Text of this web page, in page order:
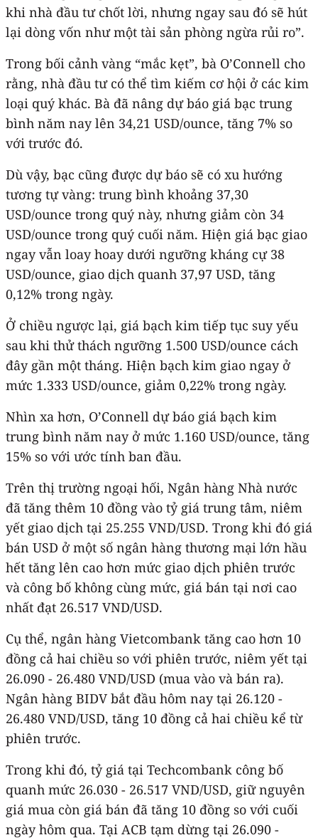
khi nhà đầu tư chốt lời, nhưng ngay sau đó sẽ hút
lại dòng vốn như một tài sản phòng ngừa rủi ro”.
Trong bối cảnh vàng “mắc kẹt”, bà O’Connell cho
rằng, nhà đầu tư có thể tìm kiếm cơ hội ở các kim
loại quý khác. Bà đã nâng dự báo giá bạc trung
bình năm nay lên 34,21 USD/ounce, tăng 7% so
với trước đó.
Dù vậy, bạc cũng được dự báo sẽ có xu hướng
tương tự vàng: trung bình khoảng 37,30
USD/ounce trong quý này, nhưng giảm còn 34
USD/ounce trong quý cuối năm. Hiện giá bạc giao
ngay vẫn loay hoay dưới ngưỡng kháng cự 38
USD/ounce, giao dịch quanh 37,97 USD, tăng
0,12% trong ngày.
Ở chiều ngược lại, giá bạch kim tiếp tục suy yếu
sau khi thử thách ngưỡng 1.500 USD/ounce cách
đây gần một tháng. Hiện bạch kim giao ngay ở
mức 1.333 USD/ounce, giảm 0,22% trong ngày.
Nhìn xa hơn, O’Connell dự báo giá bạch kim
trung bình năm nay ở mức 1.160 USD/ounce, tăng
15% so với ước tính ban đầu.
Trên thị trường ngoại hối, Ngân hàng Nhà nước
đã tăng thêm 10 đồng vào tỷ giá trung tâm, niêm
yết giao dịch tại 25.255 VND/USD. Trong khi đó giá
bán USD ở một số ngân hàng thương mại lớn hầu
hết tăng lên cao hơn mức giao dịch phiên trước
và công bố không cùng mức, giá bán tại nơi cao
nhất đạt 26.517 VND/USD.
Cụ thể, ngân hàng Vietcombank tăng cao hơn 10
đồng cả hai chiều so với phiên trước, niêm yết tại
26.090 - 26.480 VND/USD (mua vào và bán ra).
Ngân hàng BIDV bắt đầu hôm nay tại 26.120 -
26.480 VND/USD, tăng 10 đồng cả hai chiều kể từ
phiên trước.
Trong khi đó, tỷ giá tại Techcombank công bố
quanh mức 26.030 - 26.517 VND/USD, giữ nguyên
giá mua còn giá bán đã tăng 10 đồng so với cuối
ngày hôm qua. Tại ACB tạm dừng tại 26.090 -